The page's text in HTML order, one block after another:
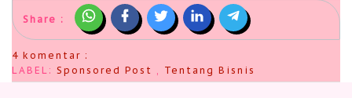
Share :
4 komentar :
LABEL: Sponsored Post , Tentang Bisnis